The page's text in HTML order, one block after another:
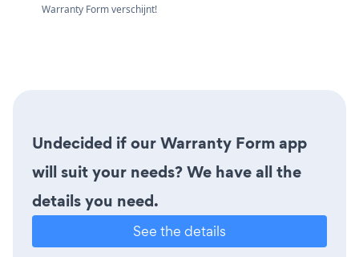
Warranty Form verschijnt!
Undecided if our Warranty Form app
will suit your needs? We have all the
details you need.
See the details